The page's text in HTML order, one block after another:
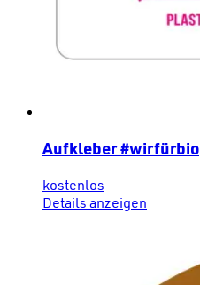
Aufkleber #wirfürbio
kostenlos
Details anzeigen